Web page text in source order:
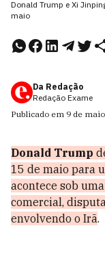
Donald Trump e Xi
maio
Da Redação
Redação Exame
Publicado em 9 de
Donald Trump
15 de maio para
acontece sob
comercial,
envolvendo o Irã.